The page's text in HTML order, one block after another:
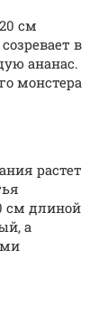
см
в
ананас.
монстера
растет
см длиной
а